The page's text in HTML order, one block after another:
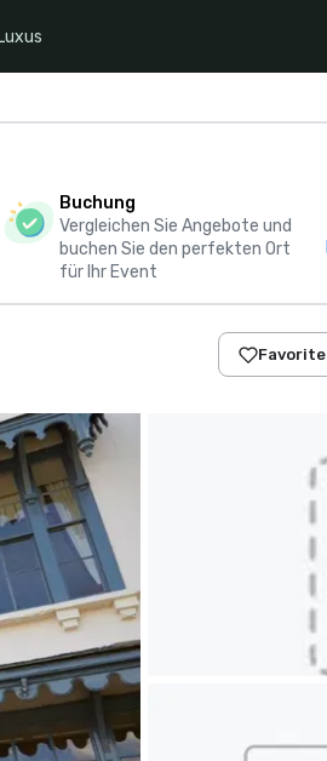
Luxus
Buchung
Vergleichen Sie Angebote und
buchen Sie den perfekten Ort
für Ihr Event
Favorite